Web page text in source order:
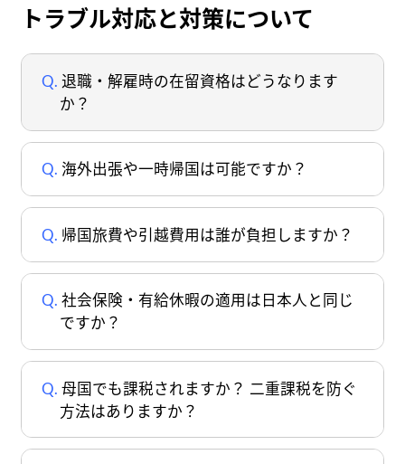
トラブル対応と対策について
退職・解雇時の在留資格はどうなります
か？
海外出張や一時帰国は可能ですか？
帰国旅費や引越費用は誰が負担しますか？
社会保険・有給休暇の適用は日本人と同じ
ですか？
母国でも課税されますか？ 二重課税を防ぐ
方法はありますか？